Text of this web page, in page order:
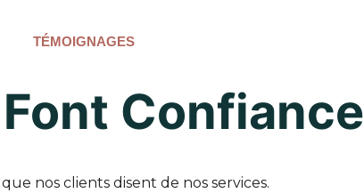
TÉMOIGNAGES
Confiance
nos clients disent de nos services.